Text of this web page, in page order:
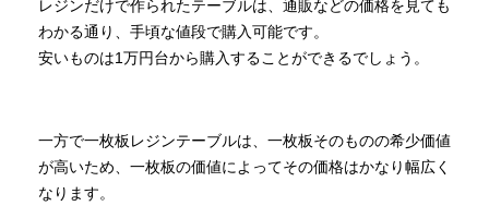
レジンだけで作られたテーブルは、通販などの価格を見ても
わかる通り、手頃な値段で購入可能です。
安いものは1万円台から購入することができるでしょう。
一方で一枚板レジンテーブルは、一枚板そのものの希少価値
が高いため、一枚板の価値によってその価格はかなり幅広く
なります。